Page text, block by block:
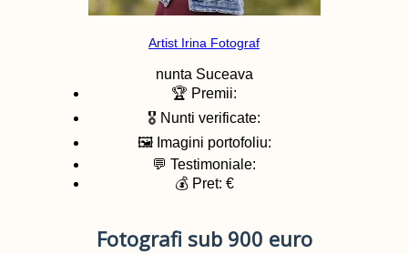
Artist Irina Fotograf
nunta Suceava
🏆 Premii:
🎖️ Nunti verificate:
🖼️ Imagini portofoliu:
💬 Testimoniale:
💰 Pret: €
Fotografi sub 900 euro